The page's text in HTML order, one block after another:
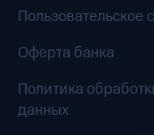
Пользовательское
Оферта банка
Политика
данных